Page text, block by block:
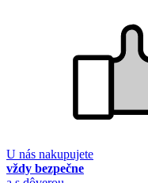
U nás nakupujete
vždy bezpečne